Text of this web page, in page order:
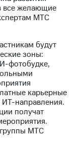
все желающие
МТС
будут
зоны:
фотобудке,
карьерные
ИТ-направления.
получат
МТС